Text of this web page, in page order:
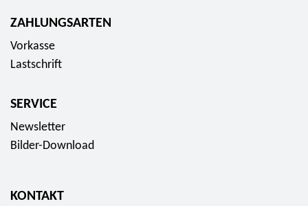
u
r
o
F
r
r
ZAHLUNGSARTEN
Vorkasse
Lastschrift
SERVICE
Newsletter
Bilder-Download
KONTAKT